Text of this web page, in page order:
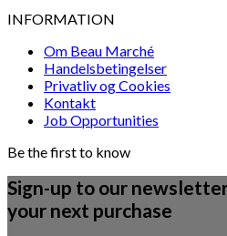
INFORMATION
Om Beau Marché
Handelsbetingelser
Privatliv og Cookies
Kontakt
Job Opportunities
Be the first to know
Sign-up to our
your next purchase